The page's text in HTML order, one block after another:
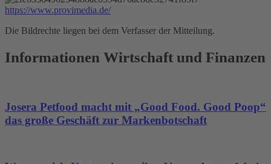
https://www.provimedia.de/
Die Bildrechte liegen bei dem Verfasser der Mitteilung.
Informationen Wirtschaft und Finanzen
Josera Petfood macht mit „Good Food. Good Poop“
das große Geschäft zur Markenbotschaft